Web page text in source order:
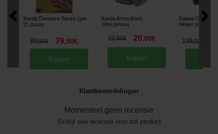
Korda Distance Sticks (per
2)
[213409]
89,90€ 79,90€
Kopen
Korda Arma Kord
20m [207091A]
22,90€ 20,90€
Kopen
Daiwa
Molen [202591
139,00
Klantbeoordelingen
Momenteel geen recensie
Schrijf een recensie voor dat product